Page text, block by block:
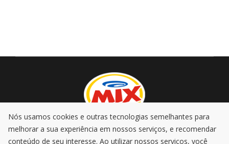
AO VIVO PROMOÇÕES PODCASTS MÚSICA
Nós usamos cookies e outras tecnologias semelhantes para
melhorar a sua experiência em nossos serviços, e recomendar
conteúdo de seu interesse. Ao utilizar nossos serviços, você